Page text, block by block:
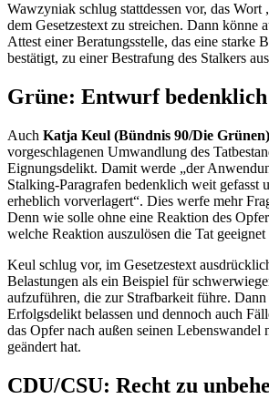
Wawzyniak schlug stattdessen vor, das Wort
dem Gesetzestext zu streichen. Dann könne
Attest einer Beratungsstelle, das eine starke
bestätigt, zu einer Bestrafung des Stalkers
Grüne: Entwurf bedenklich
Auch Katja Keul (Bündnis 90/Die Grünen)
vorgeschlagenen Umwandlung des
Eignungsdelikt. Damit werde „der
Stalking-Paragrafen bedenklich weit gefasst
erheblich vorverlagert“. Dies werfe mehr
Denn wie solle ohne eine Reaktion des
welche Reaktion auszulösen die Tat
Keul schlug vor, im Gesetzestext
Belastungen als ein Beispiel für
aufzuführen, die zur Strafbarkeit führe.
Erfolgsdelikt belassen und dennoch auch
das Opfer nach außen seinen Lebenswandel
geändert hat.
CDU/CSU: Recht zu